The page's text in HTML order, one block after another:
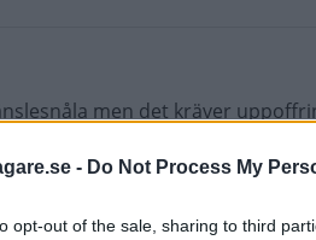
- Do Not Process My
opt-out of the sale, sharing to third
men det kräver
men komforten är enkel,